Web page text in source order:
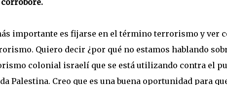
importante es fijarse en el término terrorismo y ver
Quiero decir ¿por qué no estamos hablando
colonial israelí que se está utilizando contra el
Palestina. Creo que es una buena oportunidad para